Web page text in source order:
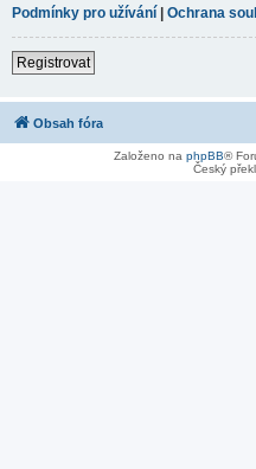
Podmínky pro užívání | Ochrana
Registrovat
Obsah fóra
Založeno na phpBB®
Český